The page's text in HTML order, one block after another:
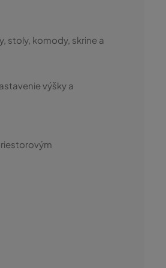
stoly, komody, skrine a
výšky a